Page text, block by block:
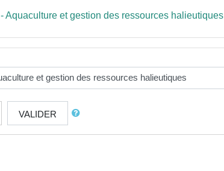
- Aquaculture et gestion des ressources halieutiques
VALIDER